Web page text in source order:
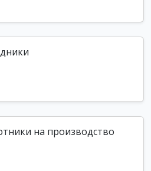
на производство